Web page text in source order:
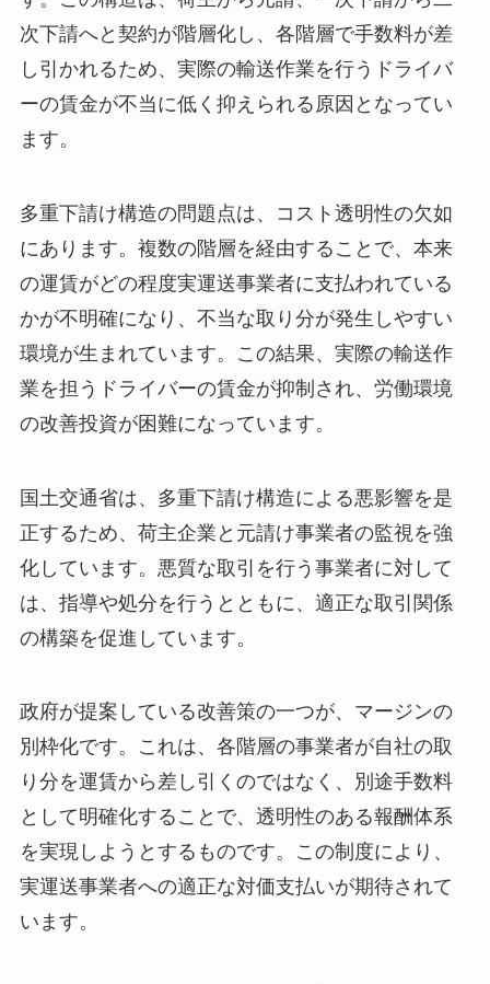
次下請へと契約が階層化し、各階層で手数料が差
し引かれるため、実際の輸送作業を行うドライバ
ーの賃金が不当に低く抑えられる原因となってい
ます。
多重下請け構造の問題点は、コスト透明性の欠如
にあります。複数の階層を経由することで、本来
の運賃がどの程度実運送事業者に支払われている
かが不明確になり、不当な取り分が発生しやすい
環境が生まれています。この結果、実際の輸送作
業を担うドライバーの賃金が抑制され、労働環境
の改善投資が困難になっています。
国土交通省は、多重下請け構造による悪影響を是
正するため、荷主企業と元請け事業者の監視を強
化しています。悪質な取引を行う事業者に対して
は、指導や処分を行うとともに、適正な取引関係
の構築を促進しています。
政府が提案している改善策の一つが、マージンの
別枠化です。これは、各階層の事業者が自社の取
り分を運賃から差し引くのではなく、別途手数料
として明確化することで、透明性のある報酬体系
を実現しようとするものです。この制度により、
実運送事業者への適正な対価支払いが期待されて
います。